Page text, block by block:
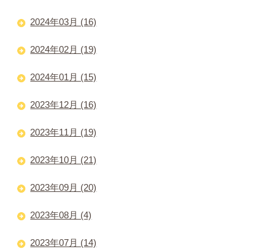
2024年03月 (16)
2024年02月 (19)
2024年01月 (15)
2023年12月 (16)
2023年11月 (19)
2023年10月 (21)
2023年09月 (20)
2023年08月 (4)
2023年07月 (14)